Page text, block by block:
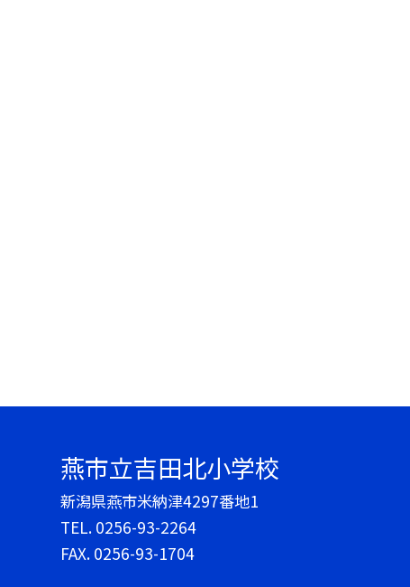
燕市立吉田北小学校
新潟県燕市米納津4297番地1
TEL. 0256-93-2264
FAX. 0256-93-1704